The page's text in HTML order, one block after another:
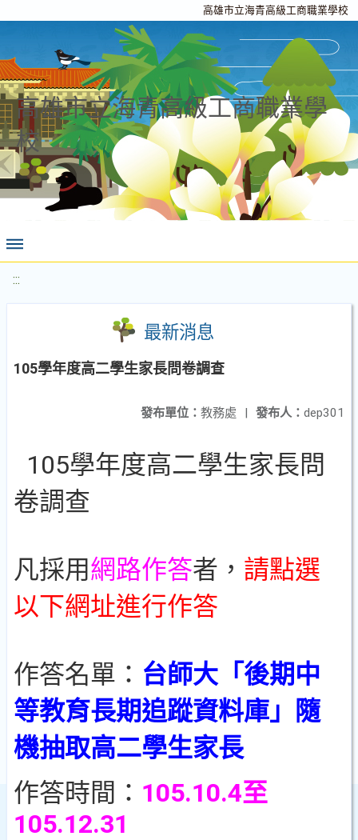
高雄市立海青高級工商職業學校
高雄市立海青高級工商職業學
校
:::
最新消息
105學年度高二學生家長問卷調查
發布人： dep301
發布單位： 教務處 |
105學年度高二學生家長問
卷調查
凡採用網路作答者， 請點選
以下網址進行作答
作答名單： 台師大「後期中
等教育長期追蹤資料庫」隨
機抽取高二學生家長
作答時間： 105.10.4至
105.12.31